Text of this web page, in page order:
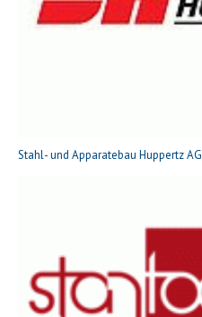
Stahl- und Apparatebau Huppertz AG